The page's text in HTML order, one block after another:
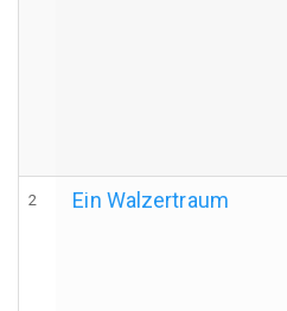
2 Ein Walzertraum